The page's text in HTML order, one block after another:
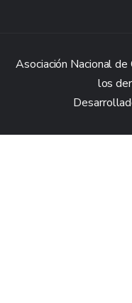
Asociación Nacional
los